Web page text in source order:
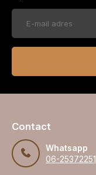
Contact
Whatsapp
06-25372251